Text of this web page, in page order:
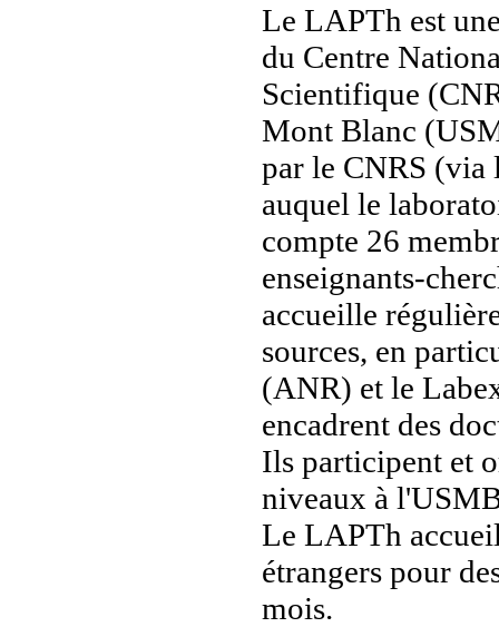
Le LAPTh est
du Centre
Scientifique
Mont Blanc
par le CNRS
auquel le
compte 26
enseignants-
accueille
sources, en
(ANR) et le
encadrent des
Ils participent et
niveaux à
Le LAPTh
étrangers pour
mois.